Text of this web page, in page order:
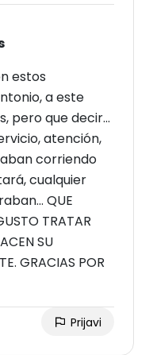
estos
a este
pero que decir...
atención,
corriendo
cualquier
QUE
TRATAR
SU
GRACIAS POR
Prijavi